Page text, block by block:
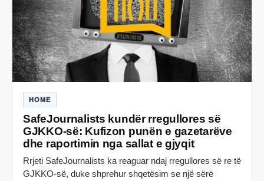
HOME
SafeJournalists kundër rregullores së
GJKKO-së: Kufizon punën e gazetarëve
dhe raportimin nga sallat e gjyqit
Rrjeti SafeJournalists ka reaguar ndaj rregullores së re të
GJKKO-së, duke shprehur shqetësim se një sërë